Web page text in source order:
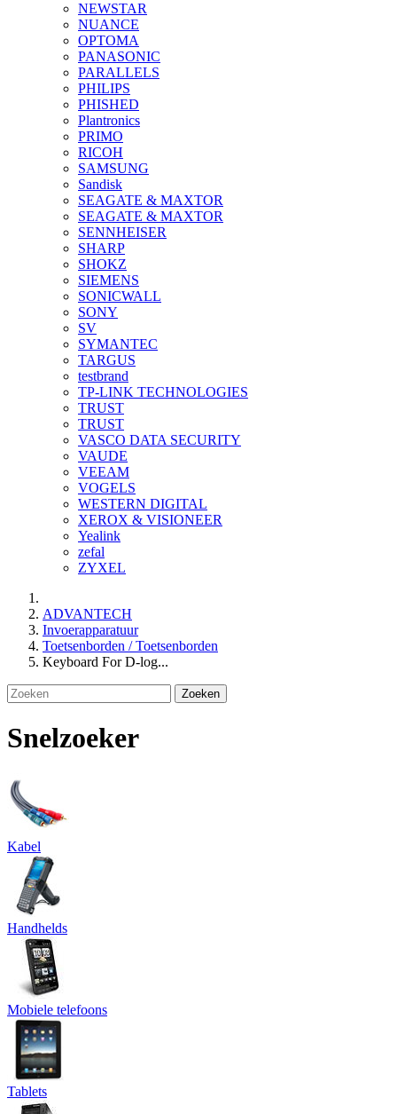
NEWSTAR
NUANCE
OPTOMA
PANASONIC
PARALLELS
PHILIPS
PHISHED
Plantronics
PRIMO
RICOH
SAMSUNG
Sandisk
SEAGATE & MAXTOR
SEAGATE & MAXTOR
SENNHEISER
SHARP
SHOKZ
SIEMENS
SONICWALL
SONY
SV
SYMANTEC
TARGUS
testbrand
TP-LINK TECHNOLOGIES
TRUST
TRUST
VASCO DATA SECURITY
VAUDE
VEEAM
VOGELS
WESTERN DIGITAL
XEROX & VISIONEER
Yealink
zefal
ZYXEL
ADVANTECH
Invoerapparatuur
Toetsenborden / Toetsenborden
Keyboard For D-log...
Zoeken
Snelzoeker
Kabel
Handhelds
Mobiele telefoons
Tablets